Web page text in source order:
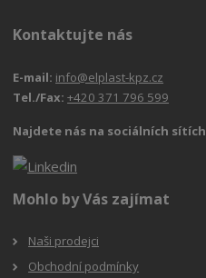
Kontaktujte nás
E-mail: info@elplast-kpz.cz
Tel./Fax:+420 371 796 599
Najdete nás na sociálních sítích
Mohlo by Vás zajímat
Naši prodejci
Obchodní podmínky